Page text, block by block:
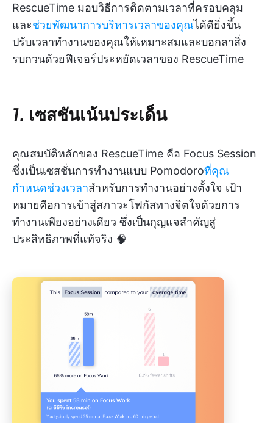
RescueTime มอบวิธีการติดตามเวลาที่ครอบคลุม
และช่วยพัฒนาการบริหารเวลาของคุณได้ดียิ่งขึ้น
ปรับเวลาทำงานของคุณให้เหมาะสมและบอกลาสิ่ง
รบกวนด้วยฟีเจอร์ประหยัดเวลาของ RescueTime
1. เซสชันเน้นประเด็น
คุณสมบัติหลักของ RescueTime คือ Focus Session
ซึ่งเป็นเซสชั่นการทำงานแบบ Pomodoroที่คุณ
กำหนดช่วงเวลาสำหรับการทำงานอย่างตั้งใจ เป้า
หมายคือการเข้าสู่สภาวะโฟกัสทางจิตใจด้วยการ
ทำงานเพียงอย่างเดียว ซึ่งเป็นกุญแจสำคัญสู่
ประสิทธิภาพที่แท้จริง 🧠